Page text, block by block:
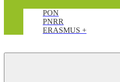
PON
PNRR
ERASMUS +